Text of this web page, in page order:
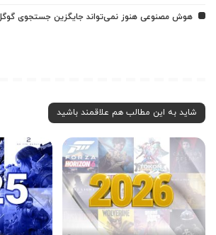
هوش مصنوعی هنوز نمی‌تواند جایگزین جستجوی
شاید به این مطالب هم علاقمند باشید